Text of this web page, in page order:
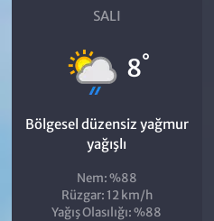
SALI
8°
Bölgesel düzensiz yağmur
yağışlı
Nem: %88
Rüzgar: 12 km/h
Yağış Olasılığı: %88